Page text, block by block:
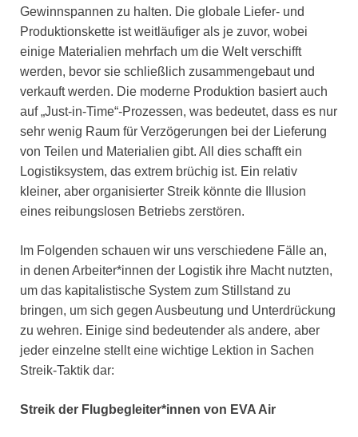
Gewinnspannen zu halten. Die globale Liefer- und
Produktionskette ist weitläufiger als je zuvor, wobei
einige Materialien mehrfach um die Welt verschifft
werden, bevor sie schließlich zusammengebaut und
verkauft werden. Die moderne Produktion basiert auch
auf „Just-in-Time“-Prozessen, was bedeutet, dass es nur
sehr wenig Raum für Verzögerungen bei der Lieferung
von Teilen und Materialien gibt. All dies schafft ein
Logistiksystem, das extrem brüchig ist. Ein relativ
kleiner, aber organisierter Streik könnte die Illusion
eines reibungslosen Betriebs zerstören.
Im Folgenden schauen wir uns verschiedene Fälle an,
in denen Arbeiter*innen der Logistik ihre Macht nutzten,
um das kapitalistische System zum Stillstand zu
bringen, um sich gegen Ausbeutung und Unterdrückung
zu wehren. Einige sind bedeutender als andere, aber
jeder einzelne stellt eine wichtige Lektion in Sachen
Streik-Taktik dar:
Streik der Flugbegleiter*innen von EVA Air